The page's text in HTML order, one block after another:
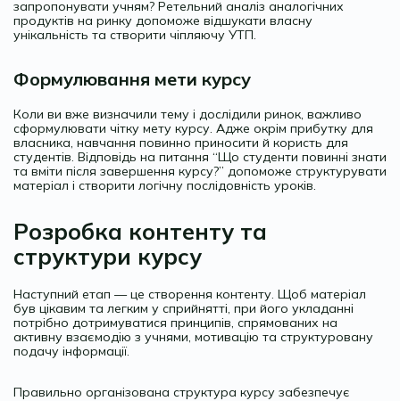
запропонувати учням? Ретельний аналіз аналогічних
продуктів на ринку допоможе відшукати власну
унікальність та створити чіпляючу УТП.
Формулювання мети курсу
Коли ви вже визначили тему і дослідили ринок, важливо
сформулювати чітку мету курсу. Адже окрім прибутку для
власника, навчання повинно приносити й користь для
студентів. Відповідь на питання “Що студенти повинні знати
та вміти після завершення курсу?” допоможе структурувати
матеріал і створити логічну послідовність уроків.
Розробка контенту та
структури курсу
Наступний етап — це створення контенту. Щоб матеріал
був цікавим та легким у сприйнятті, при його укладанні
потрібно дотримуватися принципів, спрямованих на
активну взаємодію з учнями, мотивацію та структуровану
подачу інформації.
Правильно організована структура курсу забезпечує